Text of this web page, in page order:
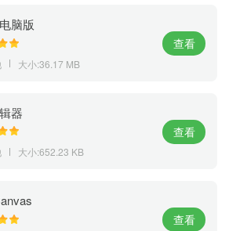
脑版
大小:36.17 MB
查看
器
大小:652.23 KB
查看
查看